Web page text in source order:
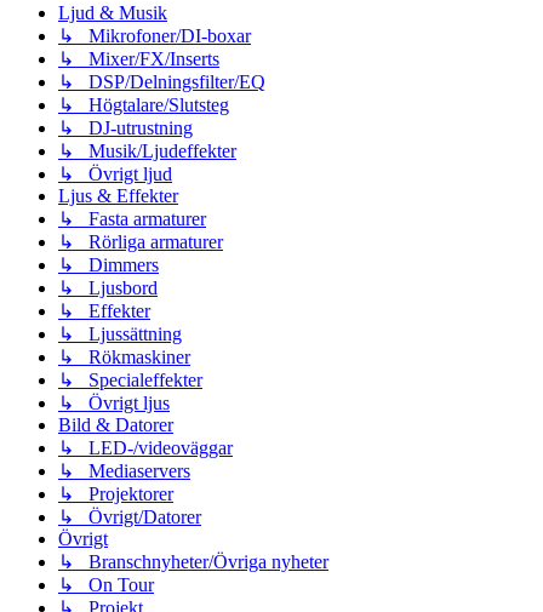
Ljud & Musik
↳ Mikrofoner/DI-boxar
↳ Mixer/FX/Inserts
↳ DSP/Delningsfilter/EQ
↳ Högtalare/Slutsteg
↳ DJ-utrustning
↳ Musik/Ljudeffekter
↳ Övrigt ljud
Ljus & Effekter
↳ Fasta armaturer
↳ Rörliga armaturer
↳ Dimmers
↳ Ljusbord
↳ Effekter
↳ Ljussättning
↳ Rökmaskiner
↳ Specialeffekter
↳ Övrigt ljus
Bild & Datorer
↳ LED-/videoväggar
↳ Mediaservers
↳ Projektorer
↳ Övrigt/Datorer
Övrigt
↳ Branschnyheter/Övriga nyheter
↳ On Tour
↳ Projekt